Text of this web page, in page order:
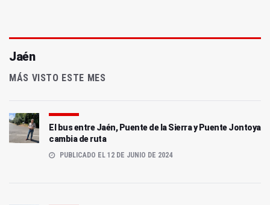
Jaén
MÁS VISTO ESTE MES
El bus entre Jaén, Puente de la Sierra y Puente Jontoya
cambia de ruta
PUBLICADO EL 12 DE JUNIO DE 2024